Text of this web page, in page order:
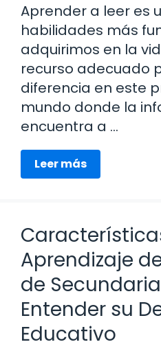
Aprender a leer es
habilidades más
adquirimos en la
recurso adecuado
diferencia en este
mundo donde la
encuentra a …
Leer más
Aprendizaje
de
Entender su
Educativo